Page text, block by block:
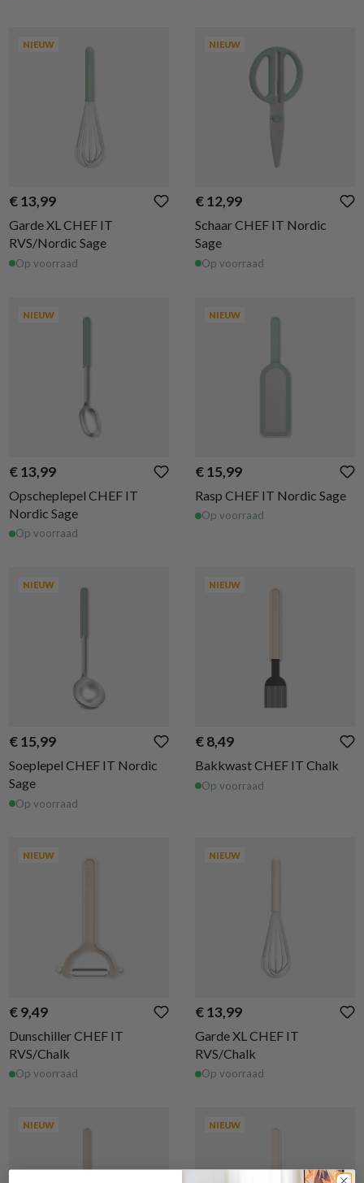
NIEUW
€ 13,99
Garde XL CHEF IT
RVS/Nordic Sage
Op voorraad
NIEUW
€ 12,99
Schaar CHEF IT Nordic
Sage
Op voorraad
NIEUW
€ 13,99
Opscheplepel CHEF IT
Nordic Sage
Op voorraad
NIEUW
€ 15,99
Rasp CHEF IT Nordic Sage
Op voorraad
NIEUW
€ 15,99
Soeplepel CHEF IT Nordic
Sage
Op voorraad
NIEUW
€ 8,49
Bakkwast CHEF IT Chalk
Op voorraad
NIEUW
€ 9,49
Dunschiller CHEF IT
RVS/Chalk
Op voorraad
NIEUW
€ 13,99
Garde XL CHEF IT
RVS/Chalk
Op voorraad
NIEUW NIEUW